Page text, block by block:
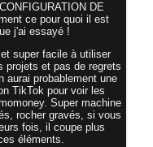
DE
ce pour quoi il est
j'ai essayé !
super facile à utiliser
projets et pas de regrets
aurai probablement une
TikTok pour voir les
Super machine
rocher gravés, si vous
fois, il coupe plus
éléments.